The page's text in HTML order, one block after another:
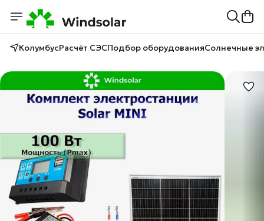
КолумбусРасчёт СЭСПодбор оборудованияСолнечные